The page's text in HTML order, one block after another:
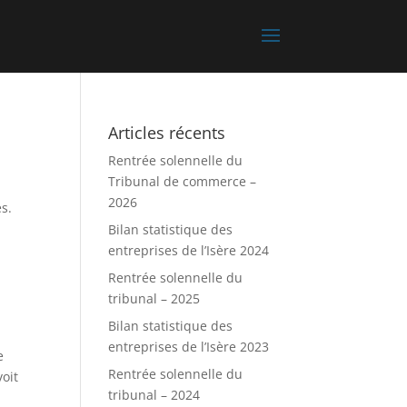
Articles récents
Rentrée solennelle du
Tribunal de commerce –
2026
Bilan statistique des
entreprises de l’Isère 2024
Rentrée solennelle du
tribunal – 2025
Bilan statistique des
entreprises de l’Isère 2023
Rentrée solennelle du
tribunal – 2024